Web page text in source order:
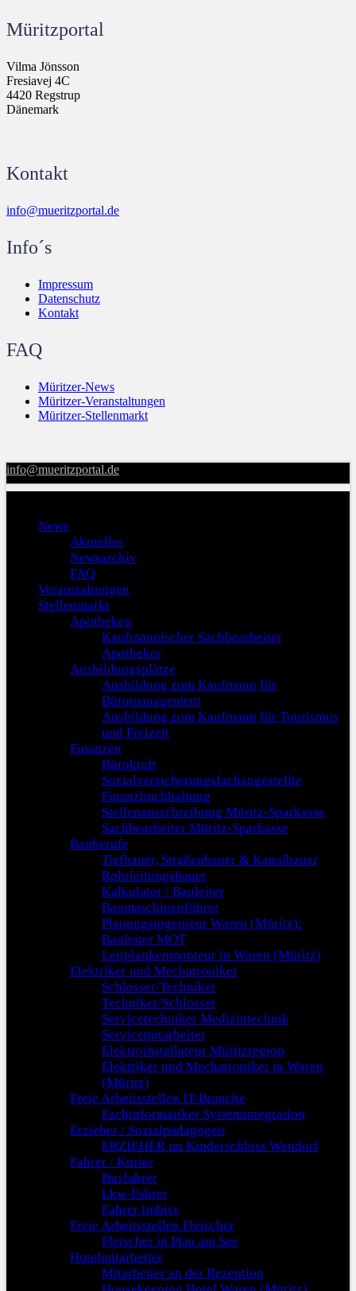
Müritzportal
Vilma Jönsson
Fresiavej 4C
4420 Regstrup
Dänemark
Kontakt
info@mueritzportal.de
Info´s
Impressum
Datenschutz
Kontakt
FAQ
Müritzer-News
Müritzer-Veranstaltungen
Müritzer-Stellenmarkt
info@mueritzportal.de
News
Aktuelles
Newsarchiv
FAQ
Veranstaltungen
Stellenmarkt
Apotheken
Kaufmännischer Sachbearbeiter
Apotheker
Ausbildungsplätze
Ausbildung zum Kaufmann für
Büromanagement
Ausbildung zum Kaufmann für Tourismus
und Freizeit
Finanzen
Bürokraft
Sozialversicherungsfachangestellte
Finanzbuchhaltung
Stellenausschreibung Müritz-Sparkasse
Sachbearbeiter Müritz-Sparkasse
Bauberufe
Tiefbauer, Straßenbauer & Kanalbauer
Rohrleitungsbauer
Kalkulator / Bauleiter
Baumaschinenführer
Planungsingenieur Waren (Müritz):
Bauleiter MOT
Leitplankenmonteur in Waren (Müritz)
Elektriker und Mechatroniker
Schlosser/Techniker
Techniker/Schlosser
Servicetechniker Medizintechnik
Servicemitarbeiter
Elektroinstallateur Müritzregion
Elektriker und Mechatroniker in Waren
(Müritz)
Freie Arbeitsstellen IT-Branche
Fachinformatiker Systemintegration
Erzieher / Sozialpädagogen
ERZIEHER im Kinderschloss Wendorf
Fahrer / Kurier
Busfahrer
Lkw-Fahrer
Fahrer Imbiss
Freie Arbeitsstellen Fleischer
Fleischer in Plau am See
Hotelmitarbeiter
Mitarbeiter an der Rezeption